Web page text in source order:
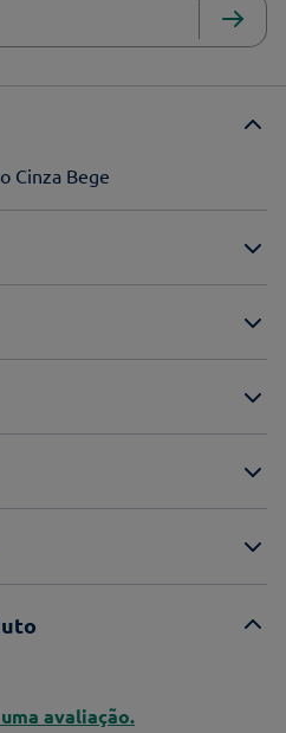
Cinza Bege
avaliação.